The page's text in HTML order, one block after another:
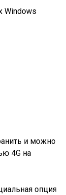
Windows
и можно
4G на
опция